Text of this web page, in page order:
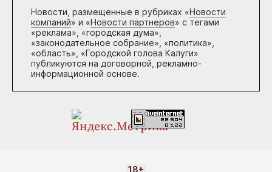
Новости, размещенные в рубриках «Новости
компаний» и «Новости партнеров» с тегами
«реклама», «городская дума»,
«законодательное собрание», «политика»,
«область», «Городской голова Калуги»
публикуются на договорной, рекламно-
информационной основе.
18+